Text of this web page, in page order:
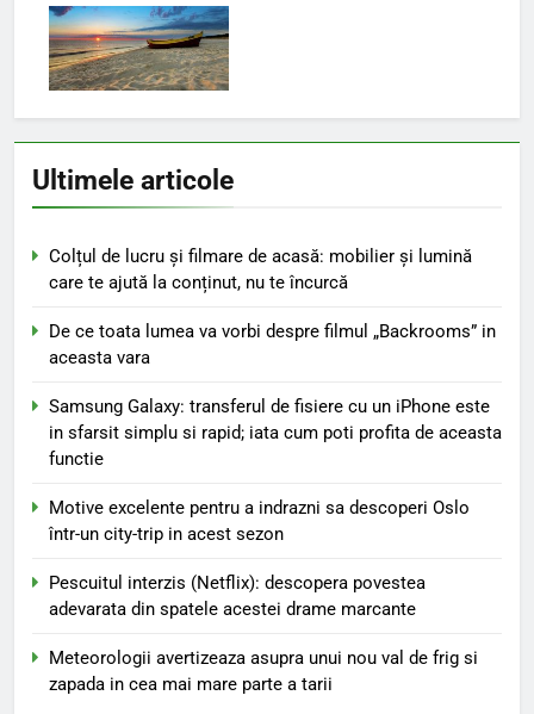
Ultimele articole
Colțul de lucru și filmare de acasă: mobilier și lumină
care te ajută la conținut, nu te încurcă
De ce toata lumea va vorbi despre filmul „Backrooms” in
aceasta vara
Samsung Galaxy: transferul de fisiere cu un iPhone este
in sfarsit simplu si rapid; iata cum poti profita de aceasta
functie
Motive excelente pentru a indrazni sa descoperi Oslo
într-un city-trip in acest sezon
Pescuitul interzis (Netflix): descopera povestea
adevarata din spatele acestei drame marcante
Meteorologii avertizeaza asupra unui nou val de frig si
zapada in cea mai mare parte a tarii